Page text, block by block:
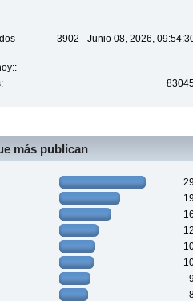
3902 - Junio 08, 2026,
más publican